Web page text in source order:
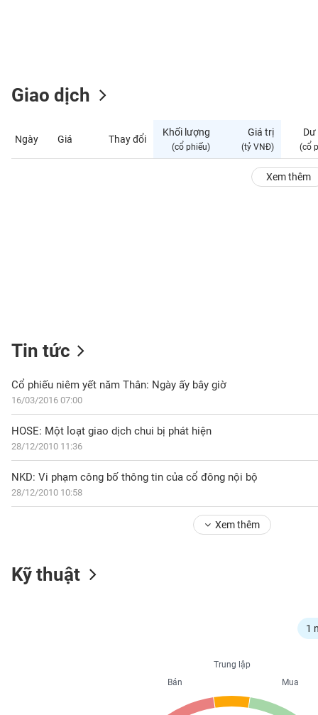
Giao dịch
Ngày Giá Thay đổi
Khối lượng
(cổ phiếu)
Giá trị
(tỷ VNĐ)
Dư
(cổ
Xem thêm
Tin tức
Cổ phiếu niêm yết năm Thân: Ngày ấy bây giờ
16/03/2016 07:00
HOSE: Một loạt giao dịch chui bị phát hiện
28/12/2010 11:36
NKD: Vi phạm công bố thông tin của cổ đông nội bộ
28/12/2010 10:58
Xem thêm
Kỹ thuật
1
Trung lập
Mua
Bán
CÁ
NHÂN
DOANH
NGHIỆP
CỔ
SINH